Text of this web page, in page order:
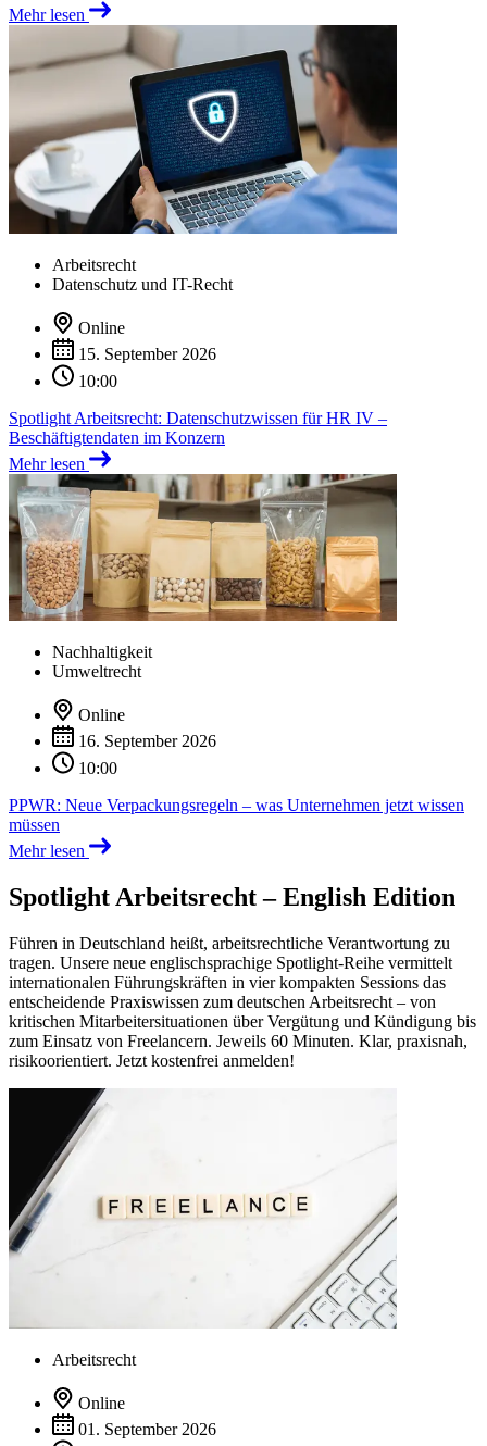
Mehr lesen
Arbeitsrecht
Datenschutz und IT-Recht
Online
15. September 2026
10:00
Spotlight Arbeitsrecht: Datenschutzwissen für HR IV –
Beschäftigtendaten im Konzern
Mehr lesen
Nachhaltigkeit
Umweltrecht
Online
16. September 2026
10:00
PPWR: Neue Verpackungsregeln – was Unternehmen jetzt wissen
müssen
Mehr lesen
Spotlight Arbeitsrecht – English Edition
Führen in Deutschland heißt, arbeitsrechtliche Verantwortung zu
tragen. Unsere neue englischsprachige Spotlight-Reihe vermittelt
internationalen Führungskräften in vier kompakten Sessions das
entscheidende Praxiswissen zum deutschen Arbeitsrecht – von
kritischen Mitarbeitersituationen über Vergütung und Kündigung bis
zum Einsatz von Freelancern. Jeweils 60 Minuten. Klar, praxisnah,
risikoorientiert. Jetzt kostenfrei anmelden!
Arbeitsrecht
Online
01. September 2026